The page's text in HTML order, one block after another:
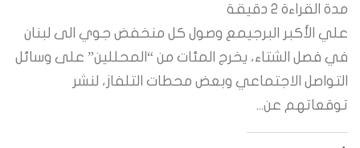
مدة القراءة 2 دقيقة
علي الأكبر البرجيمع وصول كل منخفض جوي الى لبنان
في فصل الشتاء، يخرج المئات من “المحللين” على وسائل
التواصل الاجتماعي وبعض محطات التلفاز، لنشر
توقعاتهم عن...